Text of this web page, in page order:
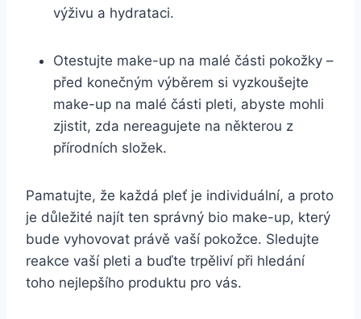
výživu ‍a ⁣hydrataci.
Otestujte make-up na malé ⁢části ‍pokožky –
před konečným výběrem si vyzkoušejte
make-up​ na malé části pleti, abyste mohli
zjistit, zda nereagujete na některou z
přírodních složek.
Pamatujte, ⁢že každá pleť je ​individuální, ⁤a proto
je důležité najít ten správný bio make-up,​ který
bude ​vyhovovat právě vaší pokožce. Sledujte
reakce vaší pleti a ⁤buďte trpěliví ⁢při hledání
toho nejlepšího produktu pro vás.